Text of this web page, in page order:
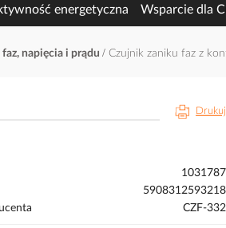
energetyczna Wsparcie dla
napięcia i prądu Czujnik zaniku faz z
Drukuj
1031787
5908312593218
CZF-332